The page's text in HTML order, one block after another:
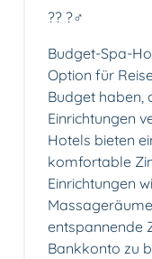
?? ?‍♂️
Budget-Spa-
Option für
Budget haben,
Einrichtungen
Hotels bieten
komfortable
Einrichtungen
entspannende
Bankkonto zu